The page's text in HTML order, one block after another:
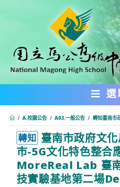
內
選
/ A.校園公告 / A03.一般公告 / 轉知臺南市
轉知 臺南市政府文
市-5G文化特色整合
MoreReal Lab 臺
技實驗基地第二場